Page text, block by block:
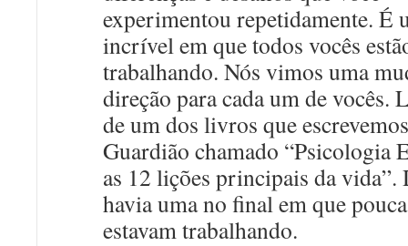
experimentou repetidamente. É
incrível em que todos vocês
trabalhando. Nós vimos uma
direção para cada um de vocês.
de um dos livros que
Guardião chamado “Psicologia
as 12 lições principais da vida”.
havia uma no final em que
estavam trabalhando.